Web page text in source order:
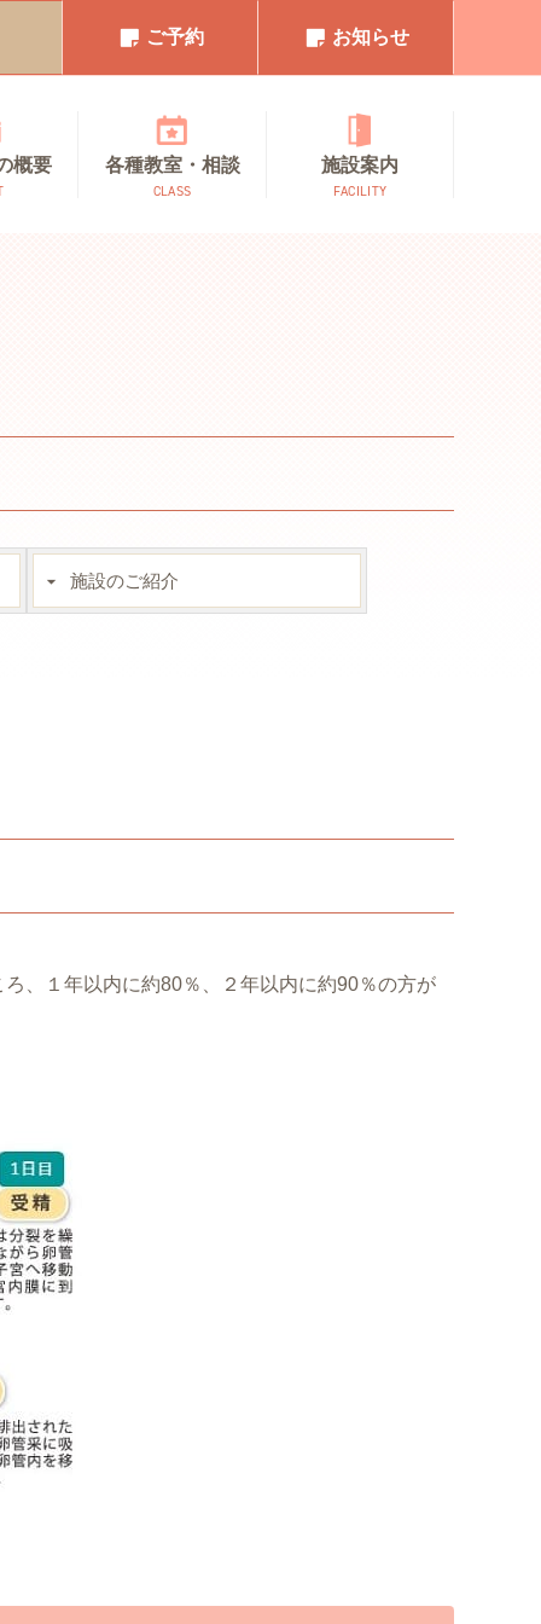
ご予約 お知らせ
概要 各種教室・相談
CLASS
施設案内
FACILITY
施設のご紹介
、１年以内に約80％、２年以内に約90％の方が